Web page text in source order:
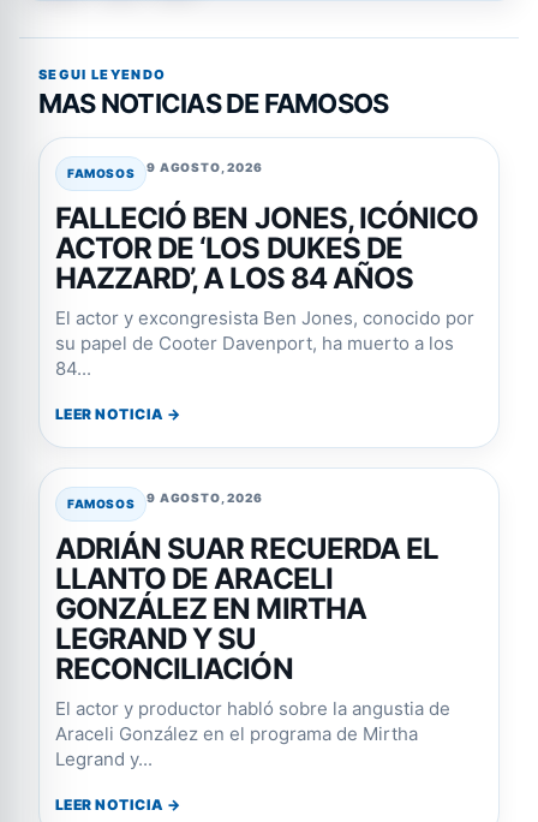
SEGUI LEYENDO
MAS NOTICIAS DE FAMOSOS
FAMOSOS 9 AGOSTO, 2026
FALLECIÓ BEN JONES, ICÓNICO
ACTOR DE ‘LOS DUKES DE
HAZZARD’, A LOS 84 AÑOS
El actor y excongresista Ben Jones, conocido por
su papel de Cooter Davenport, ha muerto a los
84...
LEER NOTICIA →
FAMOSOS 9 AGOSTO, 2026
ADRIÁN SUAR RECUERDA EL
LLANTO DE ARACELI
GONZÁLEZ EN MIRTHA
LEGRAND Y SU
RECONCILIACIÓN
El actor y productor habló sobre la angustia de
Araceli González en el programa de Mirtha
Legrand y...
LEER NOTICIA →